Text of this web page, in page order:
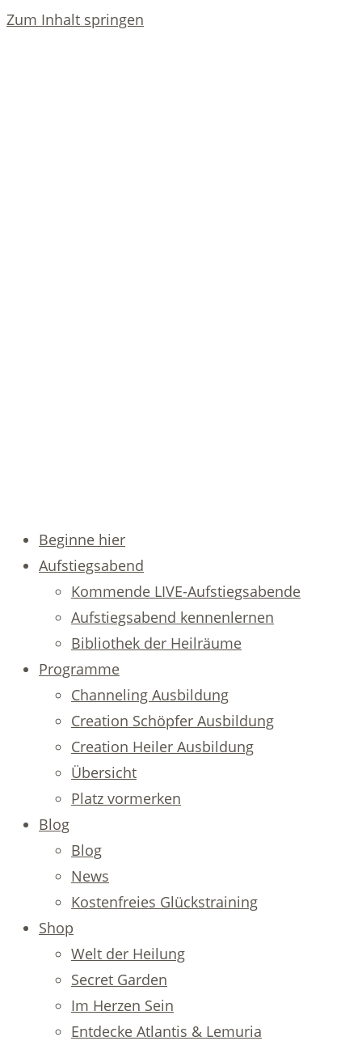
Zum Inhalt springen
Beginne hier
Aufstiegsabend
Kommende LIVE-Aufstiegsabende
Aufstiegsabend kennenlernen
Bibliothek der Heilräume
Programme
Channeling Ausbildung
Creation Schöpfer Ausbildung
Creation Heiler Ausbildung
Übersicht
Platz vormerken
Blog
Blog
News
Kostenfreies Glückstraining
Shop
Welt der Heilung
Secret Garden
Im Herzen Sein
Entdecke Atlantis & Lemuria